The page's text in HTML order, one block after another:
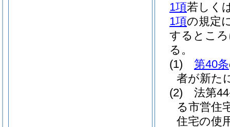
1項若しく
1項の規定
するとこ
る。
(1)
第40条
者が新た
(2)
法第
る市営住
住宅の使